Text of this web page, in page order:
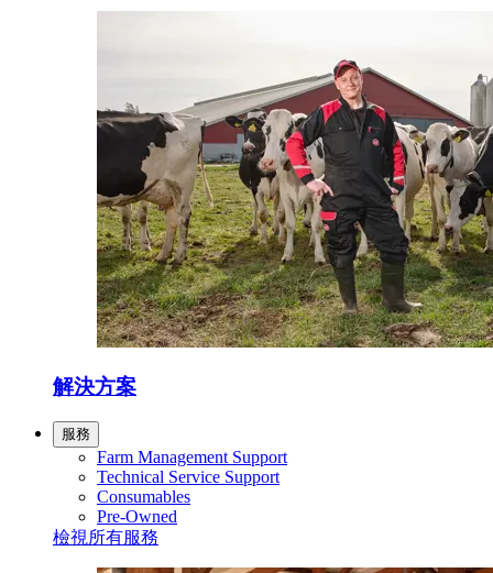
解決方案
服務
Farm Management Support
Technical Service Support
Consumables
Pre-Owned
檢視所有服務